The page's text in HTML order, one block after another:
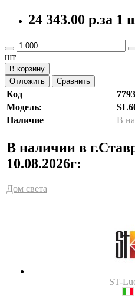
24 343.00 р.за 1
шт
В корзину
Отложить
Сравнить
Код
Модель:
Наличие
В
В наличии в
10.08.2026г:
Дом света
ST-